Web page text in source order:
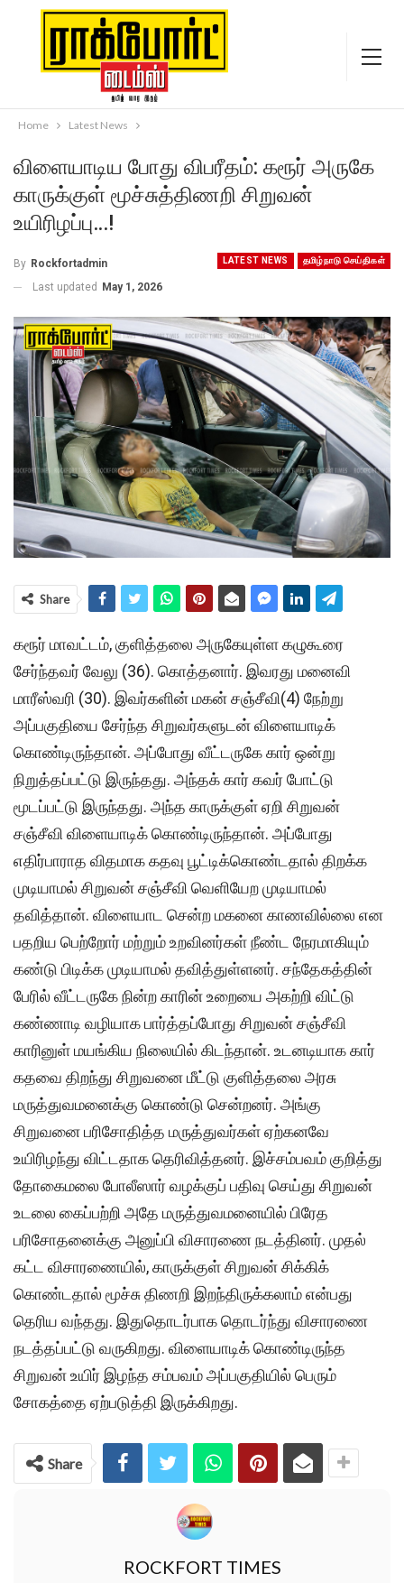
Home Latest News
விளையாடிய போது விபரீதம்: கரூர் அருகே
காருக்குள் மூச்சுத்திணறி சிறுவன்
உயிரிழப்பு…!
LATEST NEWS தமிழ்நாடு செய்திகள்
By Rockfortadmin
Last updated May 1, 2026
Share
கரூர் மாவட்டம், குளித்தலை அருகேயுள்ள கழுகூரை
சேர்ந்தவர் வேலு (36). கொத்தனார். இவரது மனைவி
மாரீஸ்வரி (30). இவர்களின் மகன் சஞ்சீவி(4) நேற்று
அப்பகுதியை சேர்ந்த சிறுவர்களுடன் விளையாடிக்
கொண்டிருந்தான். அப்போது வீட்டருகே கார் ஒன்று
நிறுத்தப்பட்டு இருந்தது. அந்தக் கார் கவர் போட்டு
மூடப்பட்டு இருந்தது. அந்த காருக்குள் ஏறி சிறுவன்
சஞ்சீவி விளையாடிக் கொண்டிருந்தான். அப்போது
எதிர்பாராத விதமாக கதவு பூட்டிக்கொண்டதால் திறக்க
முடியாமல் சிறுவன் சஞ்சீவி வெளியேற முடியாமல்
தவித்தான். விளையாட சென்ற மகனை காணவில்லை என
பதறிய பெற்றோர் மற்றும் உறவினர்கள் நீண்ட நேரமாகியும்
கண்டு பிடிக்க முடியாமல் தவித்துள்ளனர். சந்தேகத்தின்
பேரில் வீட்டருகே நின்ற காரின் உறையை அகற்றி விட்டு
கண்ணாடி வழியாக பார்த்தப்போது சிறுவன் சஞ்சீவி
காரினுள் மயங்கிய நிலையில் கிடந்தான். உடனடியாக கார்
கதவை திறந்து சிறுவனை மீட்டு குளித்தலை அரசு
மருத்துவமனைக்கு கொண்டு சென்றனர். அங்கு
சிறுவனை பரிசோதித்த மருத்துவர்கள் ஏற்கனவே
உயிரிழந்து விட்டதாக தெரிவித்தனர். இச்சம்பவம் குறித்து
தோகைமலை போலீஸார் வழக்குப் பதிவு செய்து சிறுவன்
உடலை கைப்பற்றி அதே மருத்துவமனையில் பிரேத
பரிசோதனைக்கு அனுப்பி விசாரணை நடத்தினர். முதல்
கட்ட விசாரணையில், காருக்குள் சிறுவன் சிக்கிக்
கொண்டதால் மூச்சு திணறி இறந்திருக்கலாம் என்பது
தெரிய வந்தது. இதுதொடர்பாக தொடர்ந்து விசாரணை
நடத்தப்பட்டு வருகிறது. விளையாடிக் கொண்டிருந்த
சிறுவன் உயிர் இழந்த சம்பவம் அப்பகுதியில் பெரும்
சோகத்தை ஏற்படுத்தி இருக்கிறது.
Share
ROCKFORT TIMES